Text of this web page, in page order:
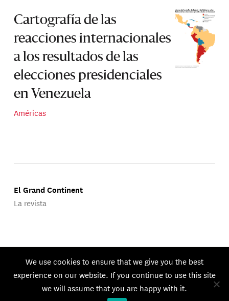
Cartografía de las
reacciones internacionales
a los resultados de las
elecciones presidenciales
en Venezuela
Américas
El Grand Continent
La revista
© 2026 GEG. Todos los derechos reservados.
We use cookies to ensure that we give you the best
experience on our website. If you continue to use this site
we will assume that you are happy with it.